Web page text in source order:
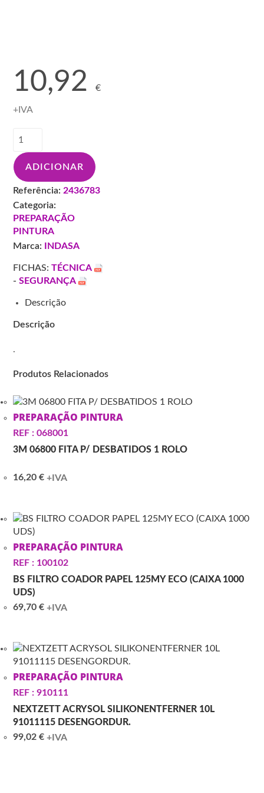
10,92€
+IVA
INDASA
TELA
LIMPEZA
AGUA
436783
ADICIONAR
Referência: 2436783
Categoria:
PREPARAÇÃO
PINTURA
Marca:
INDASA
FICHAS:TÉCNICA
-SEGURANÇA
Descrição
Descrição
.
Produtos Relacionados
PREPARAÇÃO PINTURA
REF : 068001
3M 06800 FITA P/ DESBATIDOS 1 ROLO
16,20€ +IVA
PREPARAÇÃO PINTURA
REF : 100102
BS FILTRO COADOR PAPEL 125MY ECO (CAIXA 1000
UDS)
69,70€ +IVA
PREPARAÇÃO PINTURA
REF : 910111
NEXTZETT ACRYSOL SILIKONENTFERNER 10L
91011115 DESENGORDUR.
99,02€ +IVA